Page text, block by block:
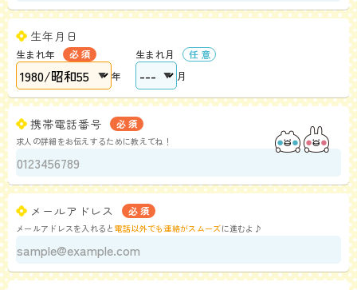
生年月日
生まれ年
年
生まれ月
月
携帯電話番号
求人の詳細をお伝えするために教えてね！
メールアドレス
メールアドレスを入れると 電話以外でも連絡がスムーズに進むよ♪